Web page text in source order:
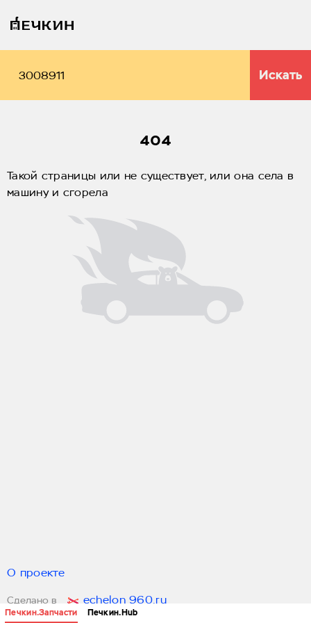
Печкин.Запчасти Печкин.Hub
Искать
404
Такой страницы или не существует, или она села в
машину и сгорела
О проекте
Сделано в echelon 960.ru